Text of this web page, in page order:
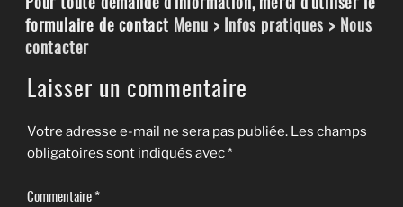
formulaire de contact Menu > Infos pratiques > Nous
contacter
Laisser un commentaire
Votre adresse e-mail ne sera pas publiée. Les champs
obligatoires sont indiqués avec*
Commentaire*